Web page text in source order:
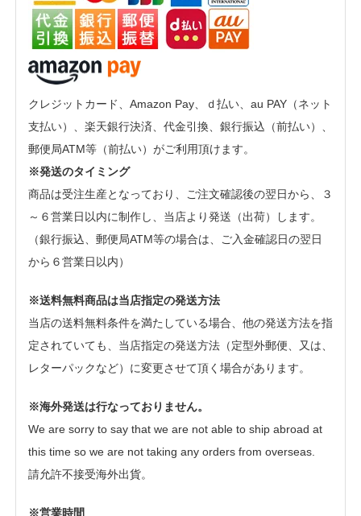
クレジットカード、Amazon Pay、ｄ払い、au PAY（ネット
支払い）、楽天銀行決済、代金引換、銀行振込（前払い）、
郵便局ATM等（前払い）がご利用頂けます。
※発送のタイミング
商品は受注生産となっており、ご注文確認後の翌日から、３
～６営業日以内に制作し、当店より発送（出荷）します。
（銀行振込、郵便局ATM等の場合は、ご入金確認日の翌日
から６営業日以内）
※送料無料商品は当店指定の発送方法
当店の送料無料条件を満たしている場合、他の発送方法を指
定されていても、当店指定の発送方法（定型外郵便、又は、
レターパックなど）に変更させて頂く場合があります。
※海外発送は行なっておりません。
We are sorry to say that we are not able to ship abroad at
this time so we are not taking any orders from overseas.
請允許不接受海外出貨。
※営業時間